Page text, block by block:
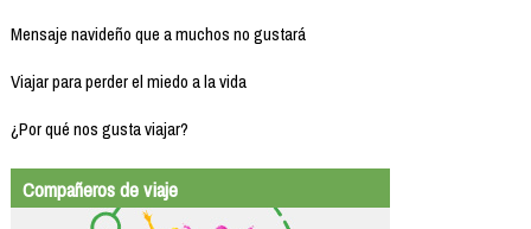
Mensaje navideño que a muchos no gustará
Viajar para perder el miedo a la vida
¿Por qué nos gusta viajar?
Compañeros de viaje